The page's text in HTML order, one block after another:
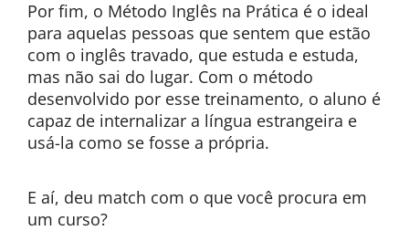
Por fim, o Método Inglês na Prática é o ideal
para aquelas pessoas que sentem que estão
com o inglês travado, que estuda e estuda,
mas não sai do lugar. Com o método
desenvolvido por esse treinamento, o aluno é
capaz de internalizar a língua estrangeira e
usá-la como se fosse a própria.
E aí, deu match com o que você procura em
um curso?